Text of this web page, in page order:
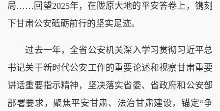
局……回望2025年，在陇原大地的平安答卷上，镌刻
下甘肃公安砥砺前行的坚实足迹。
过去一年，全省公安机关深入学习贯彻习近平总
书记关于新时代公安工作的重要论述和视察甘肃重要
讲话重要指示精神，坚决落实省委、省政府和公安部
部署要求，聚焦平安甘肃、法治甘肃建设，锚定“争